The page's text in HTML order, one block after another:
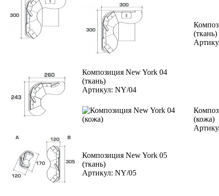
(ткань)
Композиция New York 04
(ткань)
Артикул: NY/04
(кожа)
Композиция New York 05
(ткань)
Артикул: NY/05